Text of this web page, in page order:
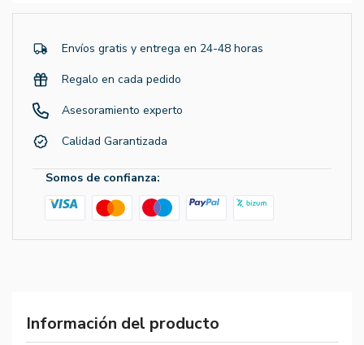
Envíos gratis y entrega en 24-48 horas
Regalo en cada pedido
Asesoramiento experto
Calidad Garantizada
Somos de confianza:
Información del producto